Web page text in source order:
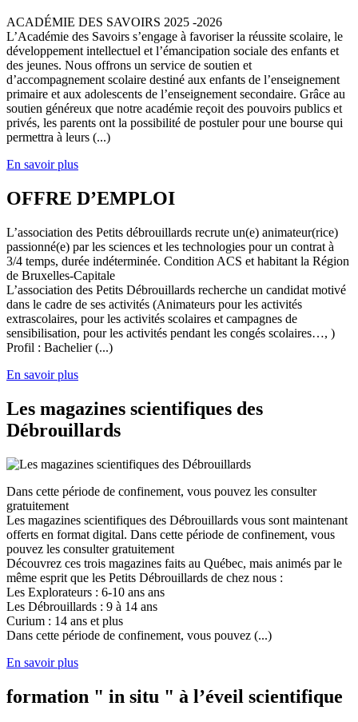
ACADÉMIE DES SAVOIRS 2025 -2026
L’Académie des Savoirs s’engage à favoriser la réussite scolaire, le
développement intellectuel et l’émancipation sociale des enfants et
des jeunes. Nous offrons un service de soutien et
d’accompagnement scolaire destiné aux enfants de l’enseignement
primaire et aux adolescents de l’enseignement secondaire. Grâce au
soutien généreux que notre académie reçoit des pouvoirs publics et
privés, les parents ont la possibilité de postuler pour une bourse qui
permettra à leurs (...)
En savoir plus
OFFRE D’EMPLOI
L’association des Petits débrouillards recrute un(e) animateur(rice)
passionné(e) par les sciences et les technologies pour un contrat à
3/4 temps, durée indéterminée. Condition ACS et habitant la Région
de Bruxelles-Capitale
L’association des Petits Débrouillards recherche un candidat motivé
dans le cadre de ses activités (Animateurs pour les activités
extrascolaires, pour les activités scolaires et campagnes de
sensibilisation, pour les activités pendant les congés scolaires…, )
Profil : Bachelier (...)
En savoir plus
Les magazines scientifiques des
Débrouillards
Dans cette période de confinement, vous pouvez les consulter
gratuitement
Les magazines scientifiques des Débrouillards vous sont maintenant
offerts en format digital. Dans cette période de confinement, vous
pouvez les consulter gratuitement
Découvrez ces trois magazines faits au Québec, mais animés par le
même esprit que les Petits Débrouillards de chez nous :
Les Explorateurs : 6-10 ans ans
Les Débrouillards : 9 à 14 ans
Curium : 14 ans et plus
Dans cette période de confinement, vous pouvez (...)
En savoir plus
formation " in situ " à l’éveil scientifique